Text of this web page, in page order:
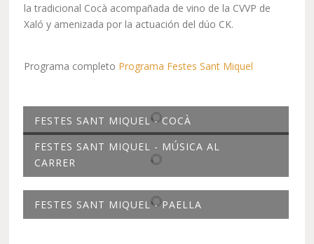
la tradicional Cocà acompañada de vino de la CVVP de
Xaló y amenizada por la actuación del dúo CK.
Programa completo Programa Festes Sant Miquel
FESTES SANT MIQUEL - COCÀ
FESTES SANT MIQUEL - MÚSICA AL
CARRER
FESTES SANT MIQUEL - PAELLA